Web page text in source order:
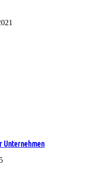
Unternehmen